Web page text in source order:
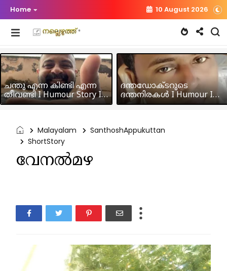
Home 10 August 2026
ചന്തു എന്ന കിണ്ടി എന്ന
തീവണ്ടി I Humour Story I
Rajeev Panicker
ദന്തഡോക്ടറുടെ
ദന്തനിരകൾ I Humour I
Hussain MK
Malayalam
SanthoshAppukuttan
ShortStory
വേനൽമഴ